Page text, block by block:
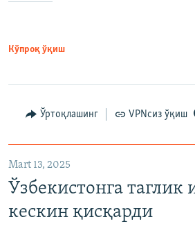
Кўпроқ ўқиш
Ўртоқлашинг VPNсиз ўқиш
Mart 13, 2025
Ўзбекистонга таглик
кескин қисқарди